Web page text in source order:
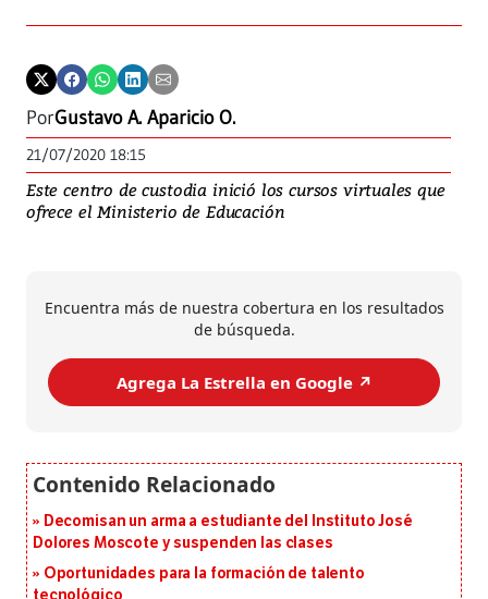
PorGustavo A. Aparicio O.
21/07/2020 18:15
Este centro de custodia inició los cursos virtuales que
ofrece el Ministerio de Educación
Encuentra más de nuestra cobertura en los resultados
de búsqueda.
Agrega La Estrella en Google ↗️
Decomisan un arma a estudiante del Instituto José
Dolores Moscote y suspenden las clases
Oportunidades para la formación de talento